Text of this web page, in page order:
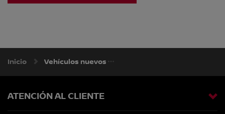
Inicio Vehículos nuevos
ATENCIÓN AL CLIENTE